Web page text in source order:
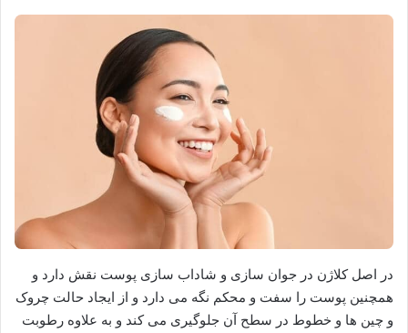
در اصل کلاژن در جوان سازی و شاداب سازی پوست نقش دارد و
همچنین پوست را سفت و محکم نگه می دارد و از ایجاد حالت چروک
و چین ها و خطوط در سطح آن جلوگیری می کند و به علاوه رطوبت